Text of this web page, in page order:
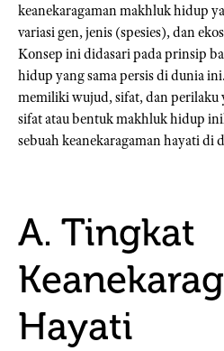
keanekaragaman makhluk hidup
variasi gen, jenis (spesies), dan
Konsep ini didasari pada prinsip
hidup yang sama persis di dunia
memiliki wujud, sifat, dan perilaku
sifat atau bentuk makhluk hidup
sebuah keanekaragaman hayati di
A. Tingkat
Hayati